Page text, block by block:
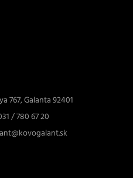
767, Galanta 92401
/ 780 67 20